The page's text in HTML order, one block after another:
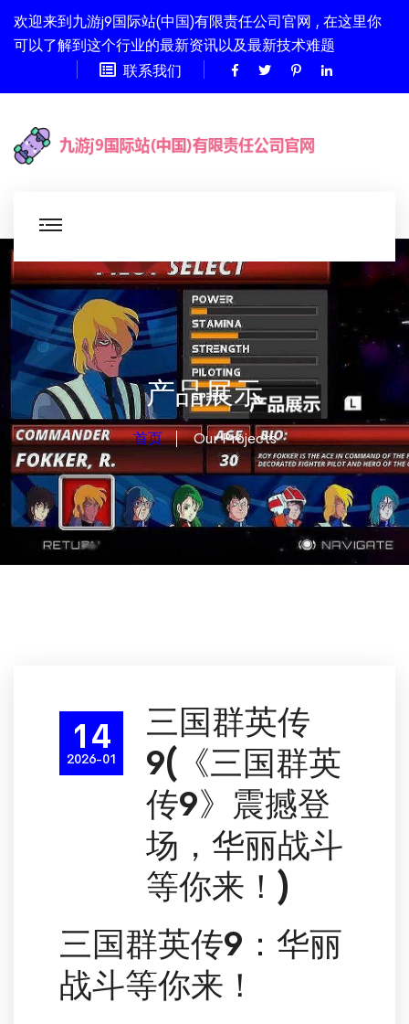
欢迎来到九游j9国际站(中国)有限责任公司官网 , 在这里你
可以了解到这个行业的最新资讯以及最新技术难题
联系我们
产品展示
首页 Our Projects
14
2026-01
三国群英传
9(《三国群英
传9》震撼登
场，华丽战斗
等你来！)
三国群英传9：华丽
战斗等你来！